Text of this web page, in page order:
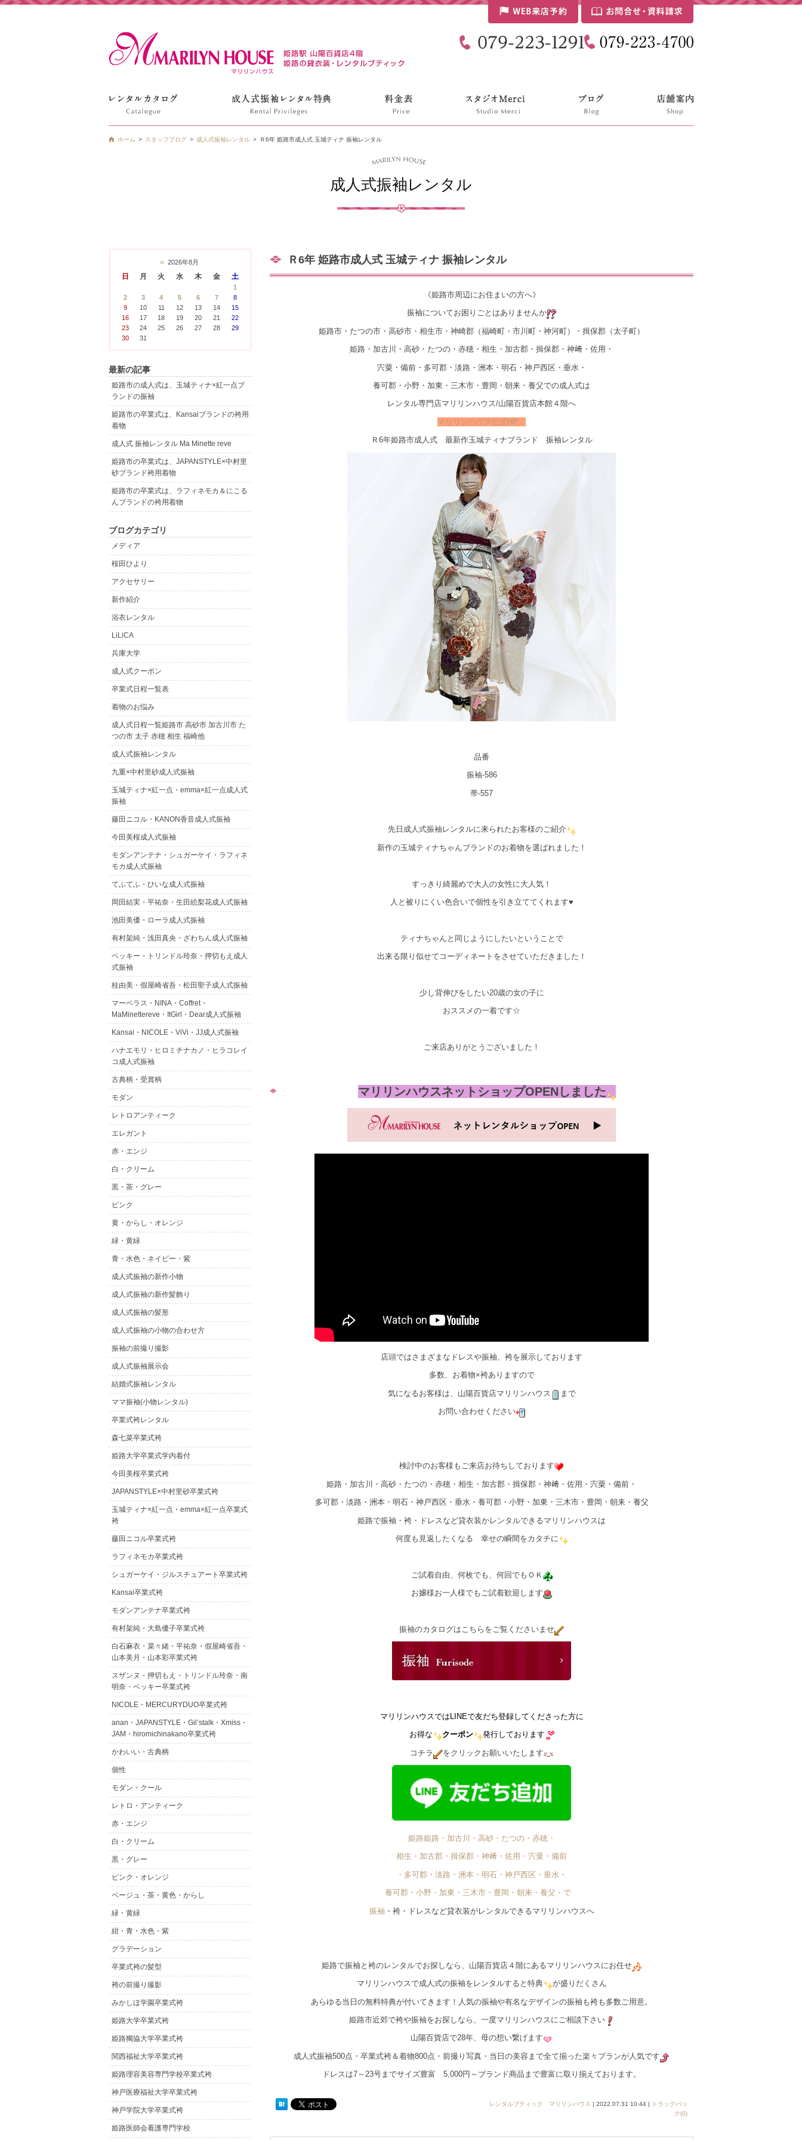
ホーム スタッフブログ 成人式振袖レンタル Ｒ6年 姫路市成人式 玉城ティナ 振袖レンタル
成人式振袖レンタル
Ｒ6年 姫路市成人式 玉城ティナ 振袖レンタル
《姫路市周辺にお住まいの方へ》
振袖についてお困りごとはありませんか
姫路市・たつの市・高砂市・相生市・神崎郡（福崎町・市川町・神河町）・揖保郡（太子町）
姫路・加古川・高砂・たつの・赤穂・相生・加古郡・揖保郡・神﨑・佐用・
宍粟・備前・多可郡・淡路・洲本・明石・神戸西区・垂水・
養可郡・小野・加東・三木市・豊岡・朝来・養父での成人式は
レンタル専門店マリリンハウス/山陽百貨店本館４階へ
マリリンハウス公式HP
Ｒ6年姫路市成人式 最新作玉城ティナブランド 振袖レンタル
品番
振袖-586
帯-557
先日成人式振袖レンタルに来られたお客様のご紹介
新作の玉城ティナちゃんブランドのお着物を選ばれました！
すっきり綺麗めで大人の女性に大人気！
人と被りにくい色合いで個性を引き立ててくれます♥
ティナちゃんと同じようにしたいということで
出来る限り似せてコーディネートをさせていただきました！
少し背伸びをしたい20歳の女の子に
おススメの一着です☆
ご来店ありがとうございました！
マリリンハウスネットショップOPENしました
店頭ではさまざまなドレスや振袖、袴を展示しております
多数、お着物×袴ありますので
気になるお客様は、山陽百貨店マリリンハウス まで
お問い合わせください
検討中のお客様もご来店お待ちしております
姫路・加古川・高砂・たつの・赤穂・相生・加古郡・揖保郡・神﨑・佐用・宍粟・備前・
多可郡・淡路・洲本・明石・神戸西区・垂水・養可郡・小野・加東・三木市・豊岡・朝来・養父
姫路で振袖・袴・ドレスなど貸衣装かレンタルできるマリリンハウスは
何度も見返したくなる 幸せの瞬間をカタチに
ご試着自由、何枚でも、何回でもＯＫ
お嬢様お一人様でもご試着歓迎します
振袖のカタログはこちらをご覧くださいませ
マリリンハウスではLINEで友だち登録してくださった方に
お得な クーポン 発行しております
コチラ をクリックお願いいたします
姫路姫路・加古川・高砂・たつの・赤穂・
相生・加古郡・揖保郡・神﨑・佐用・宍粟・備前
・多可郡・淡路・洲本・明石・神戸西区・垂水・
養可郡・小野・加東・三木市・豊岡・朝来・養父・で゙
振袖 ・袴・ドレスなど貸衣装がレンタルできるマリリンハウスへ
姫路で振袖と袴のレンタルでお探しなら、山陽百貨店４階にあるマリリンハウスにお任せ
マリリンハウスで成人式の振袖をレンタルすると特典 が盛りだくさん
あらゆる当日の無料特典が付いてきます！人気の振袖や有名なデザインの振袖も袴も多数ご用意。
姫路市近郊で袴や振袖をお探しなら、一度マリリンハウスにご相談下さい
山陽百貨店で28年、母の想い繋げます
成人式振袖500点・卒業式袴＆着物800点・前撮り写真・当日の美容まで全て揃った楽々プランが人気です
ドレスは7～23号までサイズ豊富 5,000円～ブランド商品まで豊富に取り揃えております。
レンタルブティック マリリンハウス | 2022.07.31 10:44 |
トラックバッ
ク(0)
« 2026年8月
日 月 火 水 木 金 土
1
2
3 4 5 6 7
8
9
10 11 12 13 14
15
16
17 18 19 20 21
22
23
24 25 26 27 28
29
30
31
最新の記事
姫路市の成人式は、玉城ティナ×紅一点ブ
ランドの振袖
姫路市の卒業式は、Kansaiブランドの袴用
着物
成人式 振袖レンタル Ma Minette reve
姫路市の卒業式は、JAPANSTYLE×中村里
砂ブランド袴用着物
姫路市の卒業式は、ラフィネモカ＆にこる
んブランドの袴用着物
ブログカテゴリ
メディア
桜田ひより
アクセサリー
新作紹介
浴衣レンタル
LiLiCA
兵庫大学
成人式クーポン
卒業式日程一覧表
着物のお悩み
成人式日程一覧姫路市 高砂市 加古川市 た
つの市 太子 赤穂 相生 福崎他
成人式振袖レンタル
九重×中村里砂成人式振袖
玉城ティナ×紅一点・emma×紅一点成人式
振袖
藤田ニコル・KANON香音成人式振袖
今田美桜成人式振袖
モダンアンテナ・シュガーケイ・ラフィネ
モカ成人式振袖
てふてふ・ひいな成人式振袖
岡田結実・平祐奈・生田絵梨花成人式振袖
池田美優・ローラ成人式振袖
有村架純・浅田真央・ざわちん成人式振袖
ベッキー・トリンドル玲奈・押切もえ成人
式振袖
桂由美・假屋崎省吾・松田聖子成人式振袖
マーベラス・NINA・Coffret・
MaMinettereve・ItGirl・Dear成人式振袖
Kansai・NICOLE・ViVi・JJ成人式振袖
ハナエモリ・ヒロミチナカノ・ヒラコレイ
コ成人式振袖
古典柄・受賞柄
モダン
レトロアンティーク
エレガント
赤・エンジ
白・クリーム
黒・茶・グレー
ピンク
黄・からし・オレンジ
緑・黄緑
青・水色・ネイビー・紫
成人式振袖の新作小物
成人式振袖の新作髪飾り
成人式振袖の髪形
成人式振袖の小物の合わせ方
振袖の前撮り撮影
成人式振袖展示会
結婚式振袖レンタル
ママ振袖(小物レンタル)
卒業式袴レンタル
森七菜卒業式袴
姫路大学卒業式学内着付
今田美桜卒業式袴
JAPANSTYLE×中村里砂卒業式袴
玉城ティナ×紅一点・emma×紅一点卒業式
袴
藤田ニコル卒業式袴
ラフィネモカ卒業式袴
シュガーケイ・ジルスチュアート卒業式袴
Kansai卒業式袴
モダンアンテナ卒業式袴
有村架純・大島優子卒業式袴
白石麻衣・菜々緒・平祐奈・假屋崎省吾・
山本美月・山本彩卒業式袴
スザンヌ・押切もえ・トリンドル玲奈・南
明奈・ベッキー卒業式袴
NICOLE・MERCURYDUO卒業式袴
anan・JAPANSTYLE・Gil’stalk・Xmiss・
JAM・hiromichinakano卒業式袴
かわいい・古典柄
個性
モダン・クール
レトロ・アンティーク
赤・エンジ
白・クリーム
黒・グレー
ピンク・オレンジ
ベージュ・茶・黄色・からし
緑・黄緑
紺・青・水色・紫
グラデーション
卒業式袴の髪型
袴の前撮り撮影
みかしほ学園卒業式袴
姫路大学卒業式袴
姫路獨協大学卒業式袴
関西福祉大学卒業式袴
姫路理容美容専門学校卒業式袴
神戸医療福祉大学卒業式袴
神戸学院大学卒業式袴
姫路医師会看護専門学校